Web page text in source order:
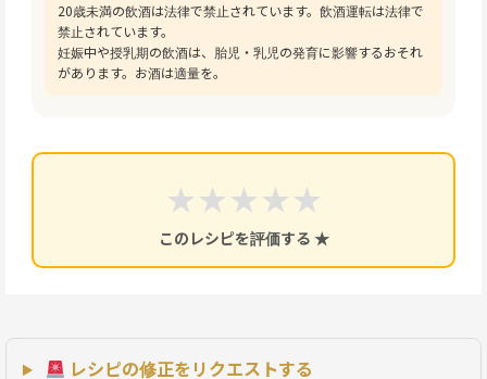
20歳未満の飲酒は法律で禁止されています。飲酒運転は法律で
禁止されています。
妊娠中や授乳期の飲酒は、胎児・乳児の発育に影響するおそれ
があります。お酒は適量を。
★
★
★
★
★
このレシピを評価する ★
レシピの修正をリクエストする